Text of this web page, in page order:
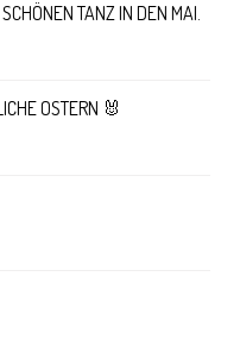
TANZ IN DEN MAI.
OSTERN 🐰